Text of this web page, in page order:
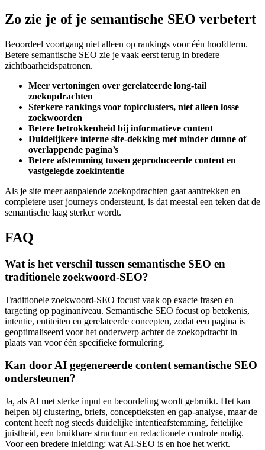
Zo zie je of je semantische SEO verbetert
Beoordeel voortgang niet alleen op rankings voor één hoofdterm.
Betere semantische SEO zie je vaak eerst terug in bredere
zichtbaarheidspatronen.
Meer vertoningen over gerelateerde long-tail
zoekopdrachten
Sterkere rankings voor topicclusters, niet alleen losse
zoekwoorden
Betere betrokkenheid bij informatieve content
Duidelijkere interne site-dekking met minder dunne of
overlappende pagina’s
Betere afstemming tussen geproduceerde content en
vastgelegde zoekintentie
Als je site meer aanpalende zoekopdrachten gaat aantrekken en
completere user journeys ondersteunt, is dat meestal een teken dat de
semantische laag sterker wordt.
FAQ
Wat is het verschil tussen semantische SEO en
traditionele zoekwoord-SEO?
Traditionele zoekwoord-SEO focust vaak op exacte frasen en
targeting op paginaniveau. Semantische SEO focust op betekenis,
intentie, entiteiten en gerelateerde concepten, zodat een pagina is
geoptimaliseerd voor het onderwerp achter de zoekopdracht in
plaats van voor één specifieke formulering.
Kan door AI gegenereerde content semantische SEO
ondersteunen?
Ja, als AI met sterke input en beoordeling wordt gebruikt. Het kan
helpen bij clustering, briefs, conceptteksten en gap-analyse, maar de
content heeft nog steeds duidelijke intentieafstemming, feitelijke
juistheid, een bruikbare structuur en redactionele controle nodig.
Voor een bredere inleiding: wat AI-SEO is en hoe het werkt.